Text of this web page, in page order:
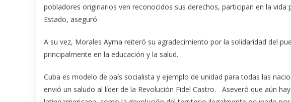
pobladores originarios ven reconocidos sus derechos, participan en la
Estado, aseguró.
A su vez, Morales Ayma reiteró su agradecimiento por la solidaridad del
principalmente en la educación y la salud.
Cuba es modelo de país socialista y ejemplo de unidad para todas las
envió un saludo al líder de la Revolución Fidel Castro. Aseveró que aún